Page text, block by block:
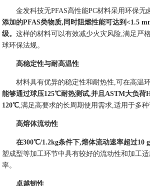
金发科技无PFAS高性能PC材料采用环保无
添加的PFAS类物质,同时阻燃性能可达到<1.5
级。这样的材料可以有效减少火灾风险,满足严
球环保法规。
高稳定性与耐高温性
材料具有优异的稳定性和耐热性,可在高温
能够通过球压125℃耐热测试,并且ASTM大负荷
120℃,满足高要求的长周期使用需求,适用于多种
高熔体流动性
在300℃/1.2kg条件下,熔体流动速率超过10
塑成型等加工环节中具有较好的流动性和加工
率。
卓越韧性